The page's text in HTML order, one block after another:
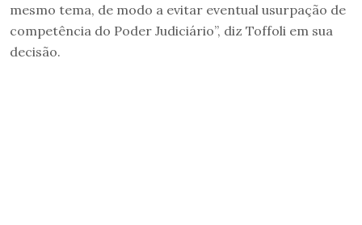
mesmo tema, de modo a evitar eventual usurpação de
competência do Poder Judiciário”, diz Toffoli em sua
decisão.